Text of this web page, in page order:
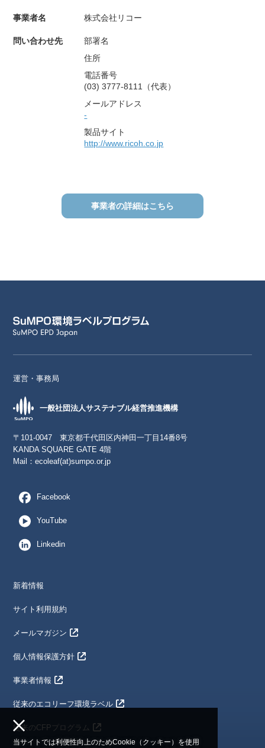
事業者名 株式会社リコー
問い合わせ先
部署名
住所
電話番号
(03) 3777-8111（代表）
メールアドレス
-
製品サイト
http://www.ricoh.co.jp
事業者の詳細はこちら
運営・事務局
一般社団法人サステナブル経営推進機構
〒101-0047 東京都千代田区内神田一丁目14番8号
KANDA SQUARE GATE 4階
Mail：ecoleaf(at)sumpo.or.jp
Facebook
YouTube
Linkedin
新着情報
サイト利用規約
メールマガジン
個人情報保護方針
事業者情報
従来のエコリーフ環境ラベル
従来のCFPプログラム
当サイトでは利便性向上のためCookie（クッキー）を使用